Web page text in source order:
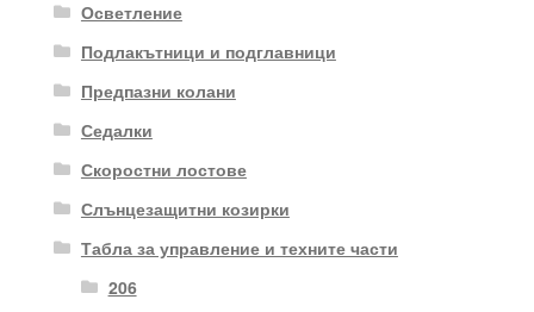
Осветление
Подлакътници и подглавници
Предпазни колани
Седалки
Скоростни лостове
Слънцезащитни козирки
Табла за управление и техните части
206